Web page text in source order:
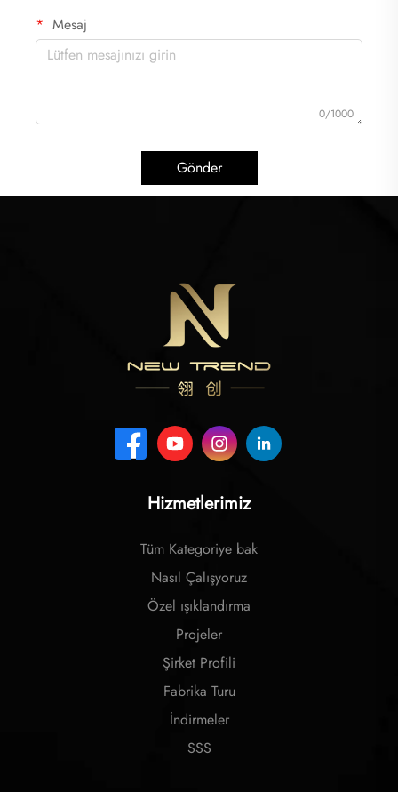
Mesaj
0/1000
Gönder
Hizmetlerimiz
Tüm Kategoriye bak
Nasıl Çalışyoruz
Özel ışıklandırma
Projeler
Şirket Profili
Fabrika Turu
İndirmeler
SSS